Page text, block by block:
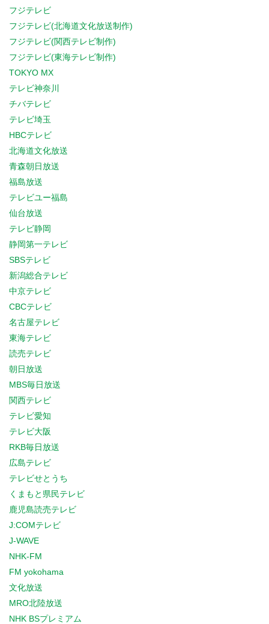
フジテレビ
フジテレビ(北海道文化放送制作)
フジテレビ(関西テレビ制作)
フジテレビ(東海テレビ制作)
TOKYO MX
テレビ神奈川
チバテレビ
テレビ埼玉
HBCテレビ
北海道文化放送
青森朝日放送
福島放送
テレビユー福島
仙台放送
テレビ静岡
静岡第一テレビ
SBSテレビ
新潟総合テレビ
中京テレビ
CBCテレビ
名古屋テレビ
東海テレビ
読売テレビ
朝日放送
MBS毎日放送
関西テレビ
テレビ愛知
テレビ大阪
RKB毎日放送
広島テレビ
テレビせとうち
くまもと県民テレビ
鹿児島読売テレビ
J:COMテレビ
J-WAVE
NHK-FM
FM yokohama
文化放送
MRO北陸放送
NHK BSプレミアム